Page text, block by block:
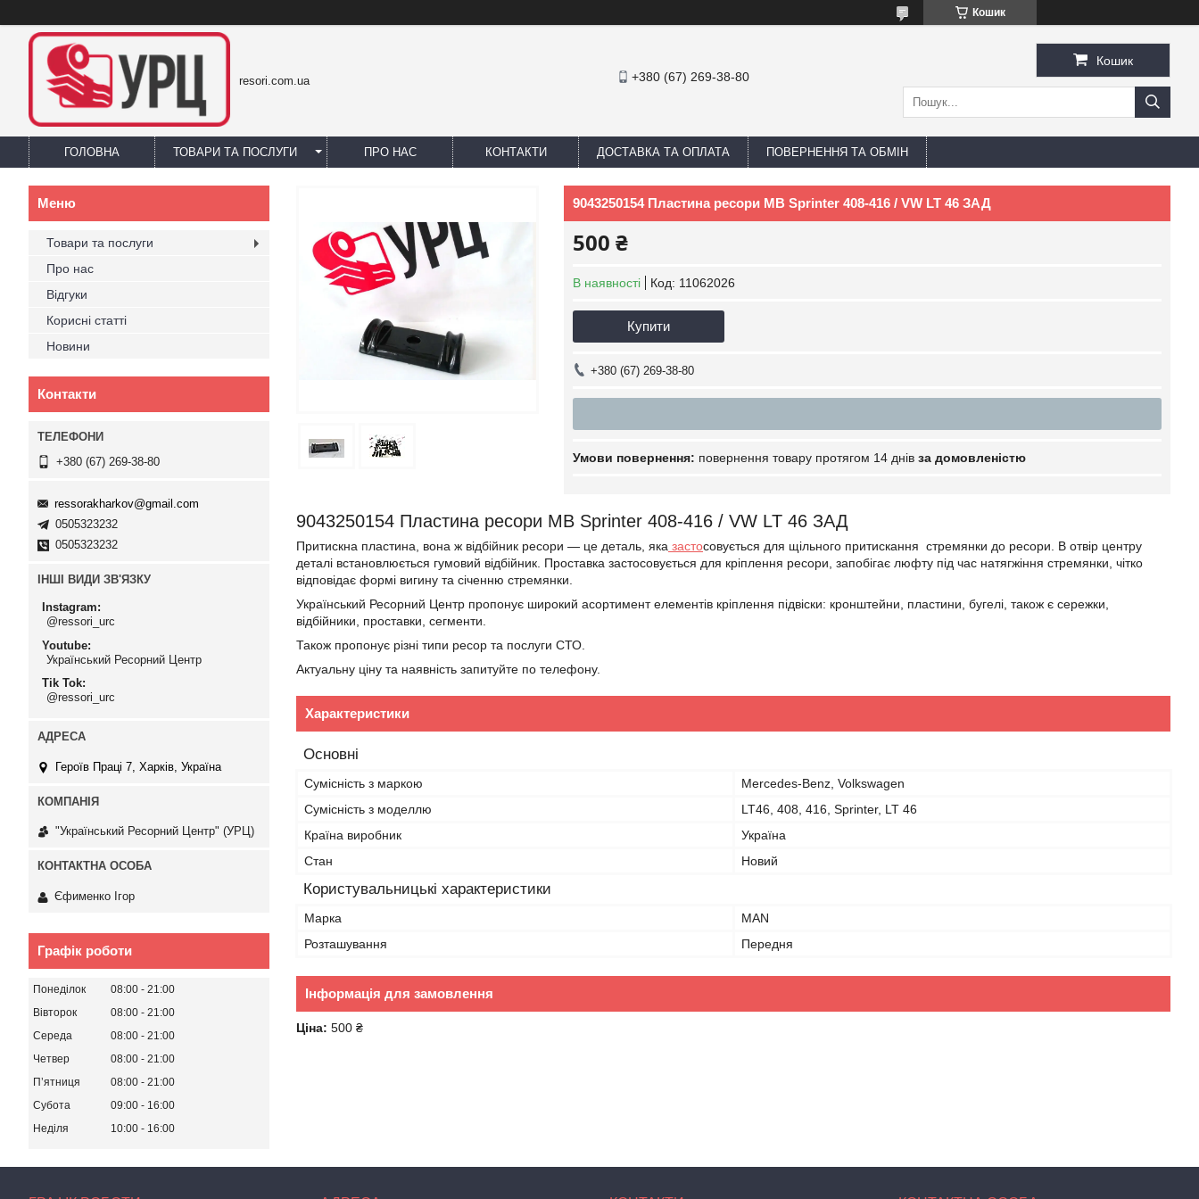
Кошик
resori.com.ua +380 (67) 269-38-80
Кошик
ГОЛОВНА ТОВАРИ ТА ПОСЛУГИ ПРО НАС КОНТАКТИ ДОСТАВКА ТА ОПЛАТА ПОВЕРНЕННЯ ТА ОБМІН
9043250154 Пластина ресори MB Sprinter 408-416 / VW LT 46 ЗАД
500 ₴
В наявності Код: 11062026
Купити
+380 (67) 269-38-80
повернення товару протягом 14 днів за домовленістю
9043250154 Пластина ресори MB Sprinter 408-416 / VW LT 46 ЗАД
Притискна пластина, вона ж відбійник ресори — це деталь, яка застосовується для щільного притискання стремянки до ресори. В отвір центру
деталі встановлюється гумовий відбійник. Проставка застосовується для кріплення ресори, запобігає люфту під час натягжіння стремянки, чітко
відповідає формі вигину та січенню стремянки.
Український Ресорний Центр пропонує широкий асортимент елементів кріплення підвіски: кронштейни, пластини, бугелі, також є сережки,
відбійники, проставки, сегменти.
Також пропонує різні типи ресор та послуги СТО.
Актуальну ціну та наявність запитуйте по телефону.
Характеристики
Основні
Сумісність з маркою
Mercedes-Benz, Volkswagen
Сумісність з моделлю
LT46, 408, 416, Sprinter, LT 46
Країна виробник
Україна
Стан
Новий
Користувальницькі характеристики
Марка
MAN
Розташування
Передня
Інформація для замовлення
Ціна: 500 ₴
Товари та послуги
Про нас
Відгуки
Корисні статті
Новини
Контакти
+380 (67) 269-38-80
ressorakharkov@gmail.com
0505323232
0505323232
ІНШІ ВИДИ ЗВ'ЯЗКУ
Instagram
@ressori_urc
Youtube
Український Ресорний Центр
Tik Tok
@ressori_urc
Героїв Праці 7, Харків, Україна
"Український Ресорний Центр" (УРЦ)
Єфименко Ігор
Графік роботи
Понеділок 08:00
21:00
Вівторок
08:00
21:00
Середа
08:00
21:00
Четвер
08:00
21:00
Пʼятниця
08:00
21:00
Субота
09:00
16:00
Неділя
10:00 16:00